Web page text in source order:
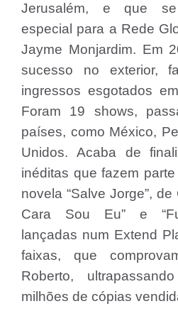
Jerusalém, e que
especial para a Rede
Jayme Monjardim. Em
sucesso no exterior,
ingressos esgotados
Foram 19 shows,
países, como México,
Unidos. Acaba de
inéditas que fazem
novela “Salve Jorge”,
Cara Sou Eu” e
lançadas num Extend
faixas, que
Roberto,
milhões de cópias